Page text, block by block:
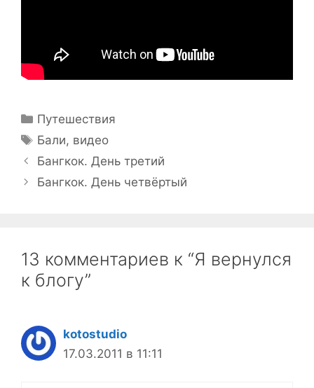
Рубрики
Путешествия
Метки
Бали, видео
Бангкок. День третий
Бангкок. День четвёртый
13 комментариев к “Я вернулся
к блогу”
kotostudio
17.03.2011 в 11:11